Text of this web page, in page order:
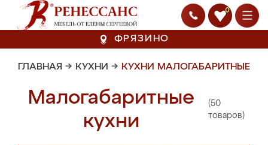
0
ФРЯЗИНО
ГЛАВНАЯ → КУХНИ → КУХНИ МАЛОГАБАРИТНЫЕ
Малогабаритные
кухни
(50
товаров)